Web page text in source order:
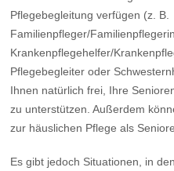
Pflegebegleitung verfügen (z. B.
Familienpfleger/Familienpflegerin,
Krankenpflegehelfer/
Pflegebegleiter oder
Ihnen natürlich frei, Ihre
zu unterstützen. Außerdem
zur häuslichen Pflege als
Es gibt jedoch Situationen, in